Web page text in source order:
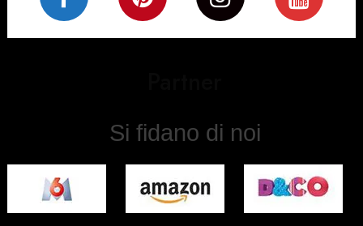
Si fidano di noi